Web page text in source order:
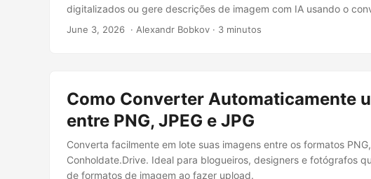
digitalizados ou gere descrições de imagem com IA usando o
June 3, 2026 ‎ · Alexandr Bobkov · 3 minutos
Como Converter Automaticamente
entre PNG, JPEG e JPG
Converta facilmente em lote suas imagens entre os formatos
Conholdate.Drive. Ideal para blogueiros, designers e fotógrafos
de formatos de imagem ao fazer upload.